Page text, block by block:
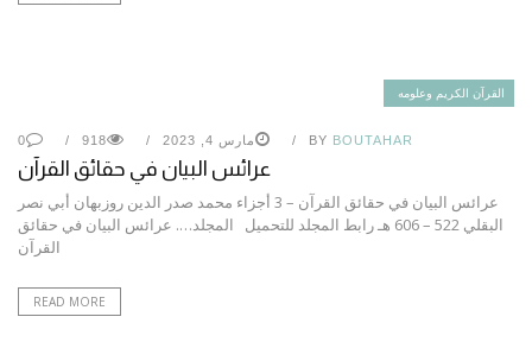
القرآن الكريم وعلومه
BY BOUTAHAR مارس 4, 2023 918
0
عرائس البيان في حقائق القرآن
عرائس البيان في حقائق القرآن – 3 أجزاء محمد صدر الدين روزبهان أبي نصر
البقلي 522 – 606 هـ رابط المجلد للتحميل المجلد…. عرائس البيان في حقائق
القرآن
READ MORE